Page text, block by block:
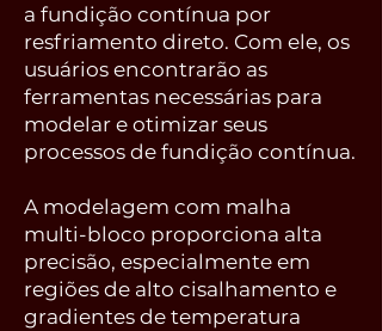
a fundição contínua por
resfriamento direto. Com ele, os
usuários encontrarão as
ferramentas necessárias para
modelar e otimizar seus
processos de fundição contínua.
A modelagem com malha
multi-bloco proporciona alta
precisão, especialmente em
regiões de alto cisalhamento e
gradientes de temperatura